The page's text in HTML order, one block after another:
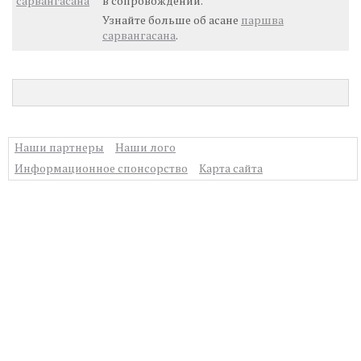
Узнайте больше об асане паршва
сарвангасана.
Наши партнеры
Наши лого
Информационное спонсорство
Карта сайта